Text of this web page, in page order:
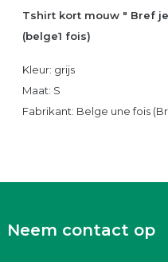
Tshirt kort mouw " Bref
(belge1 fois)
Kleur: grijs
Maat: S
Fabrikant: Belge une fois
Neem contact op